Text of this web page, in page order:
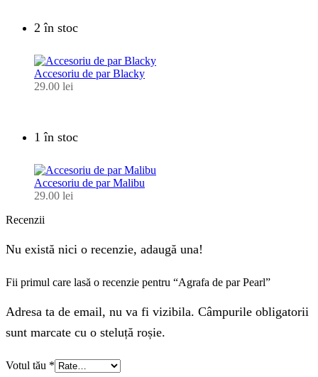
2 în stoc
Accesoriu de par Blacky
29.00 lei
1 în stoc
Accesoriu de par Malibu
29.00 lei
Recenzii
Nu există nici o recenzie, adaugă una!
Fii primul care lasă o recenzie pentru “Agrafa de par Pearl”
Adresa ta de email, nu va fi vizibila. Câmpurile obligatorii
sunt marcate cu o steluță roșie.
Votul tău *